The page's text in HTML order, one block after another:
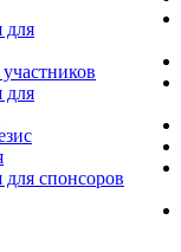
для
для
спонсоров